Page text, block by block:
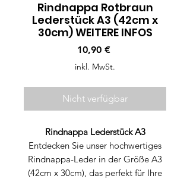
Rindnappa Rotbraun
Lederstück A3 (42cm x
30cm) WEITERE INFOS
10,90 €Preis
inkl. MwSt.
Nicht verfügbar
Rindnappa Lederstück A3
Entdecken Sie unser hochwertiges
Rindnappa-Leder in der Größe A3
(42cm x 30cm), das perfekt für Ihre